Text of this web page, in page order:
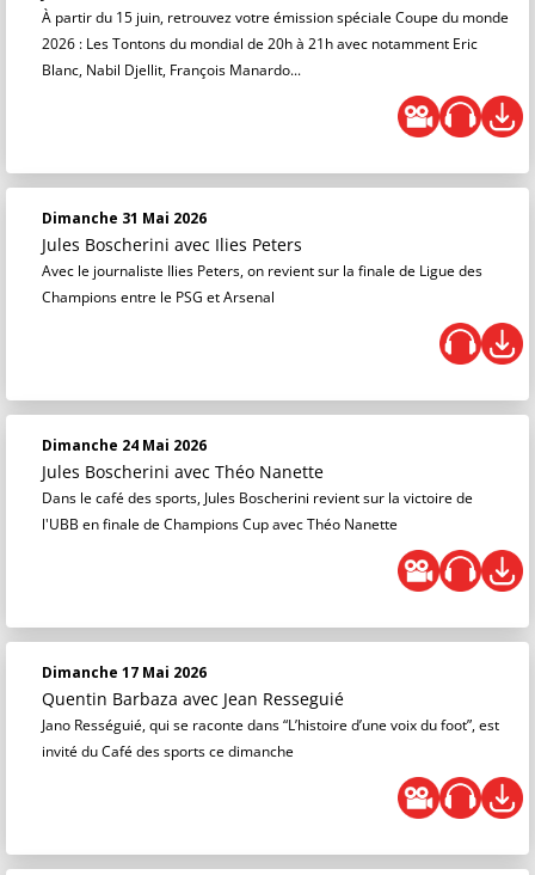
À partir du 15 juin, retrouvez votre émission spéciale Coupe du monde
2026 : Les Tontons du mondial de 20h à 21h avec notamment Eric
Blanc, Nabil Djellit, François Manardo...
Dimanche 31 Mai 2026
Jules Boscherini avec Ilies Peters
Avec le journaliste Ilies Peters, on revient sur la finale de Ligue des
Champions entre le PSG et Arsenal
Dimanche 24 Mai 2026
Jules Boscherini avec Théo Nanette
Dans le café des sports, Jules Boscherini revient sur la victoire de
l'UBB en finale de Champions Cup avec Théo Nanette
Dimanche 17 Mai 2026
Quentin Barbaza avec Jean Resseguié
Jano Rességuié, qui se raconte dans “L’histoire d’une voix du foot”, est
invité du Café des sports ce dimanche